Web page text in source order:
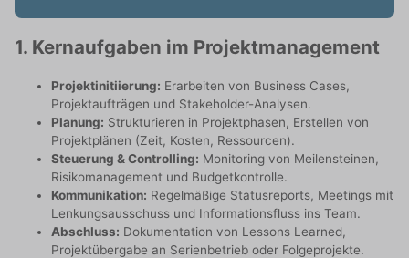
1. Kernaufgaben im Projektmanagement
Projektinitiierung: Erarbeiten von Business Cases,
Projektaufträgen und Stakeholder-Analysen.
Planung: Strukturieren in Projektphasen, Erstellen von
Projektplänen (Zeit, Kosten, Ressourcen).
Steuerung & Controlling: Monitoring von Meilensteinen,
Risikomanagement und Budgetkontrolle.
Kommunikation: Regelmäßige Statusreports, Meetings mit
Lenkungsausschuss und Informationsfluss ins Team.
Abschluss: Dokumentation von Lessons Learned,
Projektübergabe an Serienbetrieb oder Folgeprojekte.